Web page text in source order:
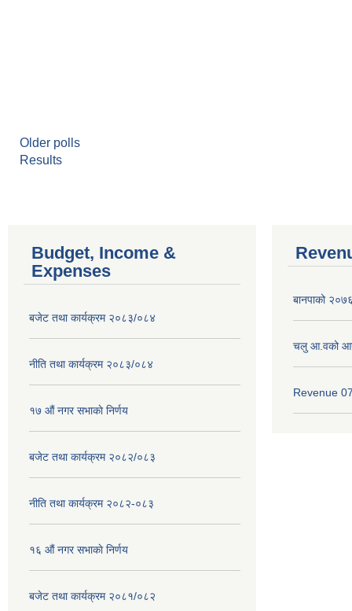
Older polls
Results
Budget, Income &
Expenses
बजेट तथा कार्यक्रम २०८३/०८४
नीति तथा कार्यक्रम २०८३/०८४
१७ ‌‍औं नगर सभाकाे निर्णय
बजेट तथा कार्यक्रम २०८२/०८३
नीति तथा कार्यक्रम २०८२-०८३
१६ ‌औं नगर सभाकाे निर्णय
बजेट तथा कार्यक्रम २०८१/०८२
बानपाको
चलु आ.वको
Revenue